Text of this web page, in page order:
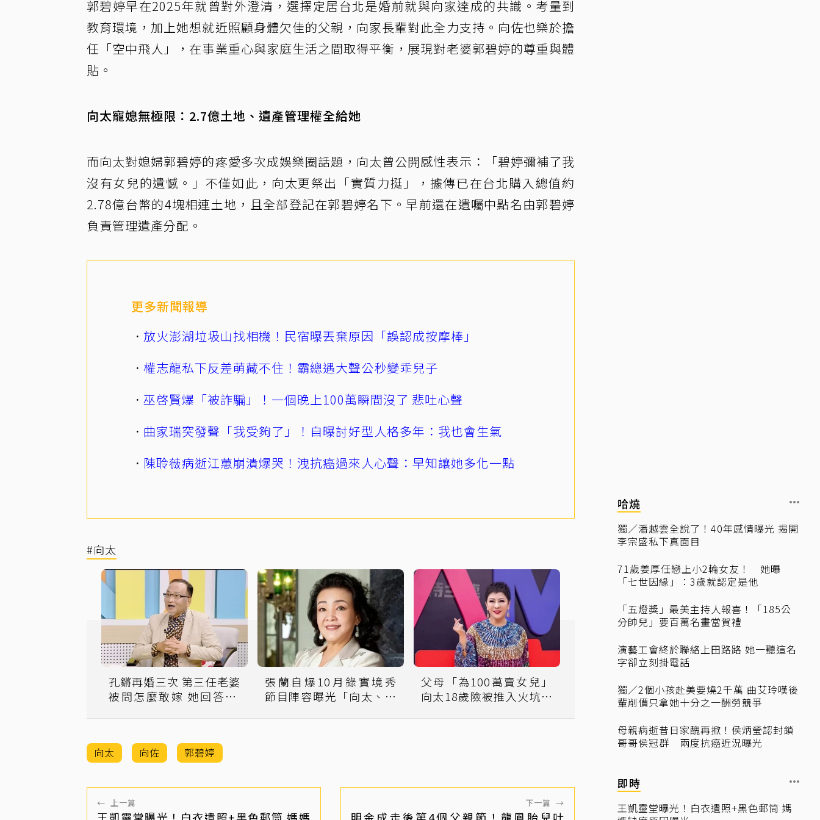
郭碧婷早在2025年就曾對外澄清，選擇定居台北是婚前就與向家達成的共識。考量到
教育環境，加上她想就近照顧身體欠佳的父親，向家長輩對此全力支持。向佐也樂於擔
任「空中飛人」，在事業重心與家庭生活之間取得平衡，展現對老婆郭碧婷的尊重與體
貼。
向太寵媳無極限：2.7億土地、遺產管理權全給她
而向太對媳婦郭碧婷的疼愛多次成娛樂圈話題，向太曾公開感性表示：「碧婷彌補了我
沒有女兒的遺憾。」不僅如此，向太更祭出「實質力挺」，據傳已在台北購入總值約
2.78億台幣的4塊相連土地，且全部登記在郭碧婷名下。早前還在遺囑中點名由郭碧婷
負責管理遺產分配。
更多新聞報導
放火澎湖垃圾山找相機！民宿曝丟棄原因「誤認成按摩棒」
權志龍私下反差萌藏不住！霸總遇大聲公秒變乖兒子
巫啓賢爆「被詐騙」！一個晚上100萬瞬間沒了 悲吐心聲
曲家瑞突發聲「我受夠了」！自曝討好型人格多年：我也會生氣
陳聆薇病逝江蕙崩潰爆哭！洩抗癌過來人心聲：早知讓她多化一點
#向太
孔鏘再婚三次 第三任老婆
被問怎麼敢嫁 她回答EQ
張蘭自爆10月錄實境秀
節目陣容曝光「向太、劉
父母「為100萬賣女兒」
向太18歲險被推入火坑當
向太 向佐 郭碧婷
← 上一篇 下一篇 →
哈燒
獨／潘越雲全說了！40年感情曝光 揭開
李宗盛私下真面目
71歲姜厚任戀上小2輪女友！ 她曝
「七世因緣」：3歲就認定是他
「五燈獎」最美主持人報喜！「185公
分帥兒」要百萬名畫當賀禮
演藝工會終於聯絡上田路路 她一聽這名
字卻立刻掛電話
獨／2個小孩赴美要燒2千萬 曲艾玲嘆後
輩削價只拿她十分之一酬勞競爭
母親病逝昔日家醜再掀！侯炳瑩認封鎖
哥哥侯冠群 兩度抗癌近況曝光
即時
王凱靈堂曝光！白衣遺照+黑色郵筒 媽